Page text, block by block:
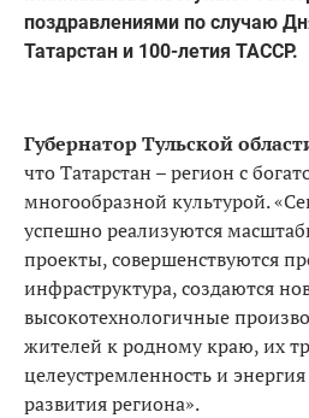
поздравлениями по случаю
Татарстан и 100-летия ТАССР.
Губернатор Тульской
что Татарстан – регион с
многообразной культурой.
успешно реализуются
проекты, совершенствуются
инфраструктура, создаются
высокотехнологичные
жителей к родному краю, их
целеустремленность и
развития региона».